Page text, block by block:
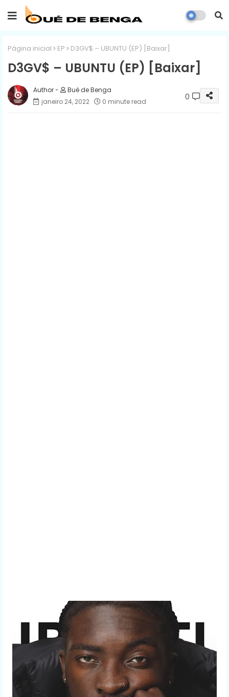
Página inicial EP D3GV$ – UBUNTU (EP) [Baixar]
D3GV$ – UBUNTU (EP) [Baixar]
Bué de Benga
janeiro 24, 2022
0 minute read 0